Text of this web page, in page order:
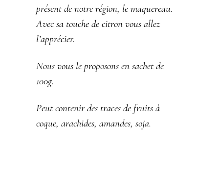
présent de notre région, le maquereau.
Avec sa touche de citron vous allez
l’apprécier.
Nous vous le proposons en sachet de
100g.
Peut contenir des traces de fruits à
coque, arachides, amandes, soja.